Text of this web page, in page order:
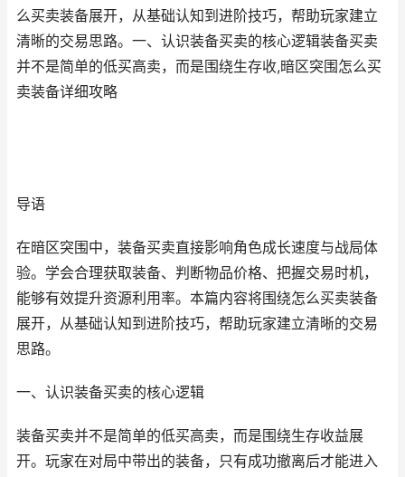
么买卖装备展开，从基础认知到进阶技巧，帮助玩家建立
清晰的交易思路。一、认识装备买卖的核心逻辑装备买卖
并不是简单的低买高卖，而是围绕生存收,暗区突围怎么买
卖装备详细攻略
导语
在暗区突围中，装备买卖直接影响角色成长速度与战局体
验。学会合理获取装备、判断物品价格、把握交易时机，
能够有效提升资源利用率。本篇内容将围绕怎么买卖装备
展开，从基础认知到进阶技巧，帮助玩家建立清晰的交易
思路。
一、认识装备买卖的核心逻辑
装备买卖并不是简单的低买高卖，而是围绕生存收益展
开。玩家在对局中带出的装备，只有成功撤离后才能进入